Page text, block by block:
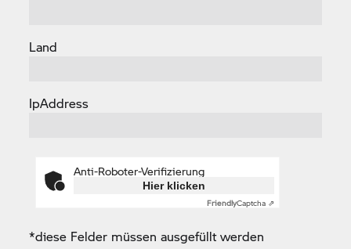
Land
IpAddress
Anti-Roboter-Verifizierung
Hier klicken
FriendlyCaptcha ⇗
*diese Felder müssen ausgefüllt werden